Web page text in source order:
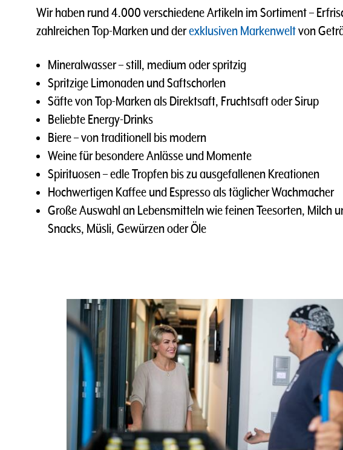
Wir haben rund 4.000 verschiedene Artikeln im Sortiment –
zahlreichen Top-Marken und derexklusiven Markenweltvon
Mineralwasser – still, medium oder spritzig
Spritzige Limonaden und Saftschorlen
Säfte von Top-Marken als Direktsaft, Fruchtsaft oder Sirup
Beliebte Energy-Drinks
Biere – von traditionell bis modern
Weine für besondere Anlässe und Momente
Spirituosen – edle Tropfen bis zu ausgefallenen Kreationen
Hochwertigen Kaffee und Espresso als täglicher Wachmacher
Große Auswahl an Lebensmitteln wie feinen Teesorten, Milch
Snacks, Müsli, Gewürzen oder Öle